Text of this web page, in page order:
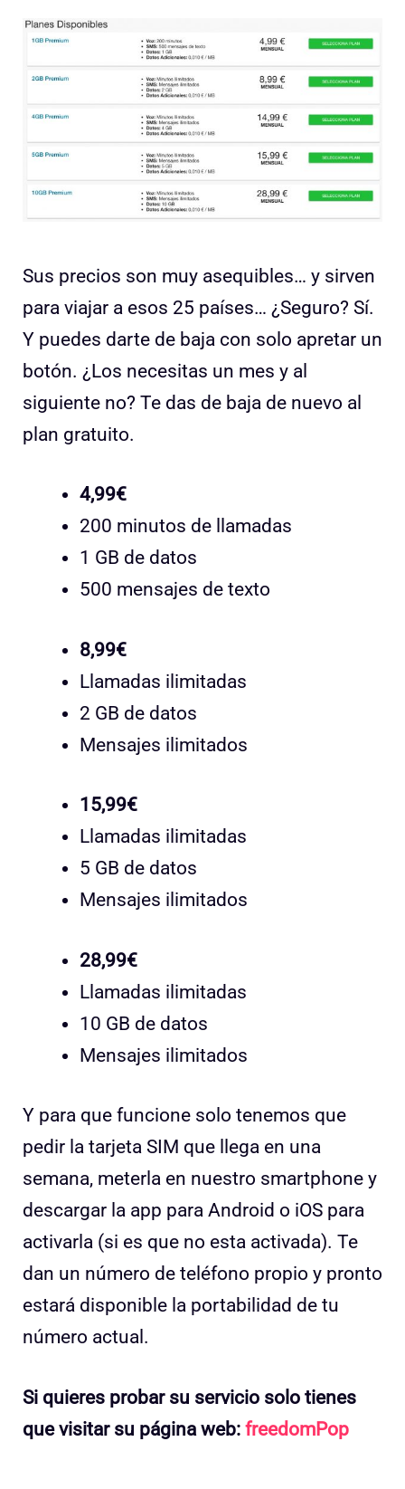
Sus precios son muy asequibles… y sirven
para viajar a esos 25 países… ¿Seguro? Sí.
Y puedes darte de baja con solo apretar un
botón. ¿Los necesitas un mes y al
siguiente no? Te das de baja de nuevo al
plan gratuito.
4,99€
200 minutos de llamadas
1 GB de datos
500 mensajes de texto
8,99€
Llamadas ilimitadas
2 GB de datos
Mensajes ilimitados
15,99€
Llamadas ilimitadas
5 GB de datos
Mensajes ilimitados
28,99€
Llamadas ilimitadas
10 GB de datos
Mensajes ilimitados
Y para que funcione solo tenemos que
pedir la tarjeta SIM que llega en una
semana, meterla en nuestro smartphone y
descargar la app para Android o iOS para
activarla (si es que no esta activada). Te
dan un número de teléfono propio y pronto
estará disponible la portabilidad de tu
número actual.
Si quieres probar su servicio solo tienes
que visitar su página web: freedomPop